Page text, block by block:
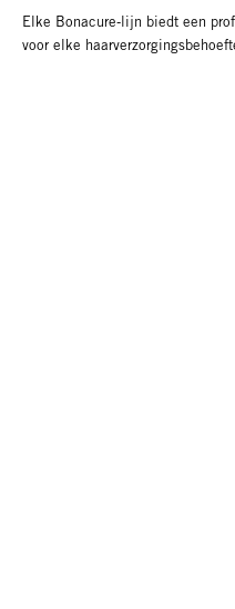
Elke Bonacure‑lijn biedt een
voor elke